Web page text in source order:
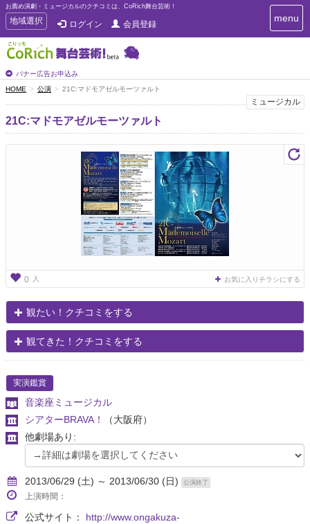
お薦め演劇・ミュージカルのクチコミは、CoRich舞台芸術！
T
o
g
g
e
n
a
v
i
地域選択 ログイン 会員登録
バナー広告お申込み
T
o
n
i
menu
HOME 公演 21C:マドモアゼルモーツァルト
ミュージカル
21C:マドモアゼルモーツァルト
0 人 お気に入りチラシにする
観たい！クチコミをする
観てきた！クチコミをする
実演鑑賞
音楽座ミュージカル
シアターBRAVA！
（大阪府）
他劇場あり:
2013/06/29 (土) ～ 2013/06/30 (日) 公演終了
上演時間：
公式サイト： http://www.ongakuza-